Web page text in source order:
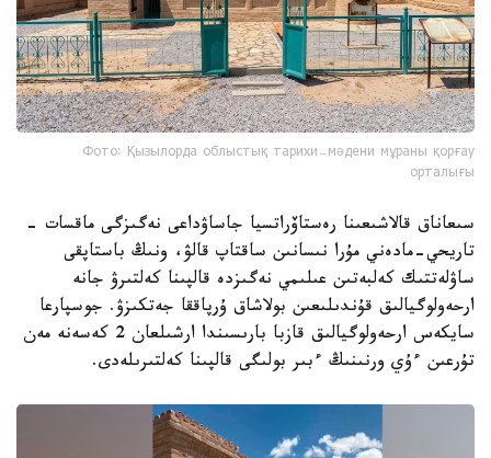
Фото: Қызылорда облыстық тарихи-мәдени мұраны қорғау
орталығы
سىعاناق قالاشىعىنا رەستاۆراتسيا جاساۋداعى نەگىزگى ماقسات -
تاريحي-مادەني مۇرا نىسانىن ساقتاپ قالۋ، ونىڭ باستاپقى
ساۋلەتتىك كەلبەتىن عىلىمي نەگىزدە قالپىنا كەلتىرۋ جانە
ارحەولوگيالىق قۇندىلىعىن بولاشاق ۇرپاققا جەتكىزۋ. جوسپارعا
سايكەس ارحەولوگيالىق قازبا بارىسىندا ارشىلعان 2 كەسەنە مەن
تۇرعىن ءۇي ورنىنىڭ ءبىر بولىگى قالپىنا كەلتىرىلەدى.